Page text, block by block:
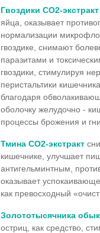
Гвоздики СО2-экстракт
яйца, оказывает
нормализации
гвоздике, снимают
паразитами и
гвоздики, стимулируя
перистальтики
благодаря
оболочку желудочно -
процессы брожения и
Тмина СО2-экстракт
кишечнике, улучшает
антигельминтным,
оказывает
как превосходный
Золототысячника
остриц, как средство,